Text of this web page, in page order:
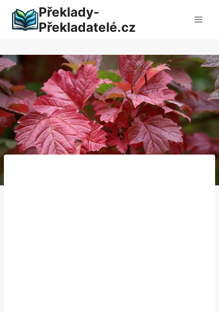
obsah
Překlady-
Překladatelé.cz